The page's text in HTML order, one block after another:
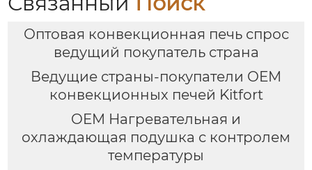
Оптовая конвекционная печь спрос
ведущий покупатель страна
Ведущие страны-покупатели OEM
конвекционных печей Kitfort
OEM Нагревательная и
охлаждающая подушка с контролем
температуры